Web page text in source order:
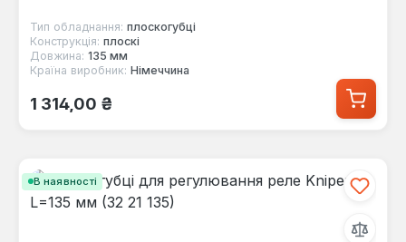
Тип обладнання: плоскогубці
Конструкція: плоскі
Довжина: 135 мм
Країна виробник: Німеччина
Звичайна ціна:
1 314,00 ₴
В наявності